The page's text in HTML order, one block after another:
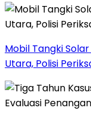
Mobil Tangki
Utara, Polisi